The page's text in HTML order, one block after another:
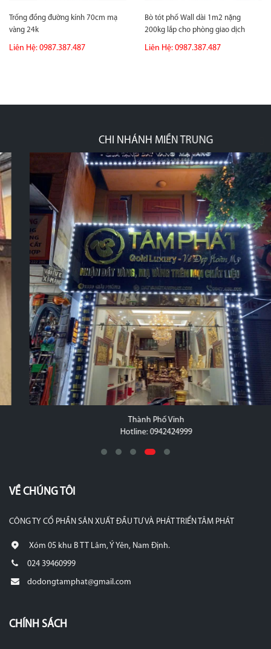
Trống đồng đường kính 70cm mạ
vàng 24k
Liên Hệ: 0987.387.487
Bò tót phố Wall dài 1m2 nặng
200kg lắp cho phòng giao dịch
Liên Hệ: 0987.387.487
CHI NHÁNH MIỀN TRUNG
Thành Phố Vinh
Hotline: 0942424999
VỀ CHÚNG TÔI
CÔNG TY CỔ PHẦN SẢN XUẤT ĐẦU TƯ VÀ PHÁT TRIỂN TÂM PHÁT
Xóm 05 khu B TT Lâm, Ý Yên, Nam Định.
024 39460999
dodongtamphat@gmail.com
CHÍNH SÁCH